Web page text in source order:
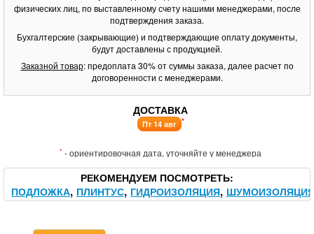
физических лиц, по выставленному счету нашими менеджерами, после
подтверждения заказа.
Бухгалтерские (закрывающие) и подтверждающие оплату документы,
будут доставлены с продукцией.
Заказной товар: предоплата 30% от суммы заказа, далее расчет по
договоренности с менеджерами.
ДОСТАВКА
Пт 14 авг *
* - ориентировочная дата, уточняйте у менеджера
РЕКОМЕНДУЕМ ПОСМОТРЕТЬ
ПОДЛОЖКА ПЛИНТУС ГИДРОИЗОЛЯЦИЯ ШУМОИЗОЛЯЦИЯ